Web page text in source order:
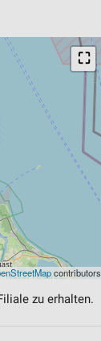
⛶
contributors
zu erhalten.